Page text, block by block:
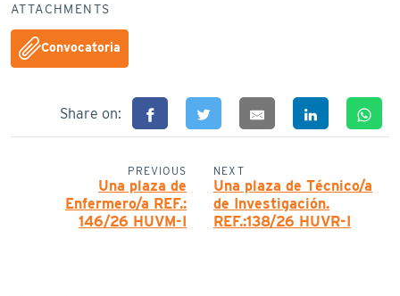
ATTACHMENTS
Convocatoria
Share on:
PREVIOUS
Una plaza de
Enfermero/a REF.:
146/26 HUVM-I
NEXT
Una plaza de Técnico/a
de Investigación.
REF.:138/26 HUVR-I